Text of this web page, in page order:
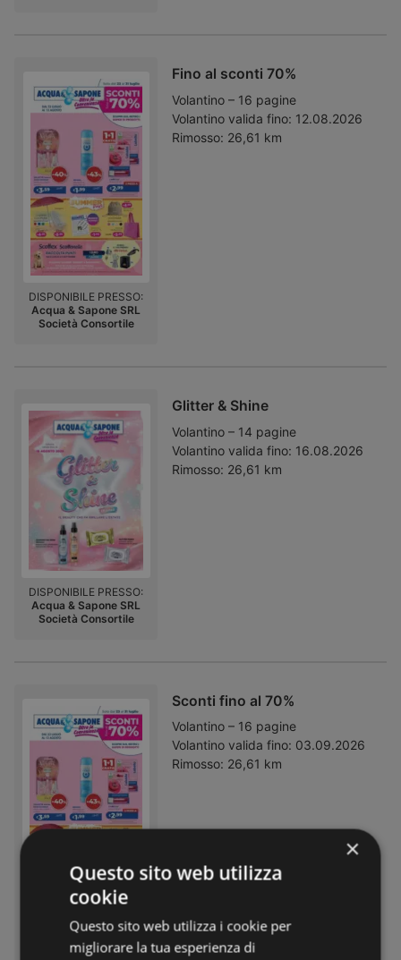
Fino al sconti 70%
Volantino – 16 pagine
Volantino valida fino: 12.08.2026
Rimosso: 26,61 km
DISPONIBILE PRESSO:
Acqua & Sapone SRL
Società Consortile
Glitter & Shine
Volantino – 14 pagine
Volantino valida fino: 16.08.2026
Rimosso: 26,61 km
DISPONIBILE PRESSO:
Acqua & Sapone SRL
Società Consortile
Sconti fino al 70%
Volantino – 16 pagine
Volantino valida fino: 03.09.2026
Rimosso: 26,61 km
DISPONIBILE PRESSO:
Acqua & Sapone SRL
Società Consortile
×
Questo sito web utilizza
cookie
Questo sito web utilizza i cookie per
migliorare la tua esperienza di